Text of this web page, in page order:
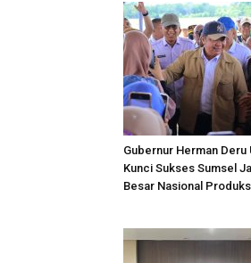
Gubernur Herman Deru
Kunci Sukses Sumsel
Besar Nasional